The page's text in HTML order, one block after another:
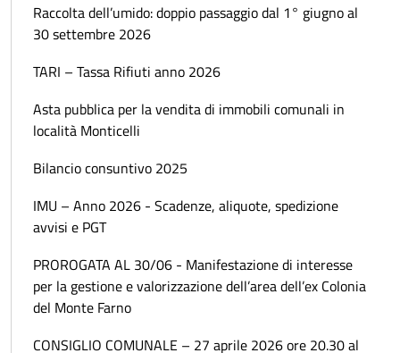
Raccolta dell’umido: doppio passaggio dal 1° giugno al
30 settembre 2026
TARI – Tassa Rifiuti anno 2026
Asta pubblica per la vendita di immobili comunali in
località Monticelli
Bilancio consuntivo 2025
IMU – Anno 2026 - Scadenze, aliquote, spedizione
avvisi e PGT
PROROGATA AL 30/06 - Manifestazione di interesse
per la gestione e valorizzazione dell’area dell’ex Colonia
del Monte Farno
CONSIGLIO COMUNALE – 27 aprile 2026 ore 20.30 al